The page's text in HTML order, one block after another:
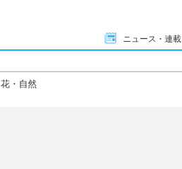
ニュース・連載
花・自然